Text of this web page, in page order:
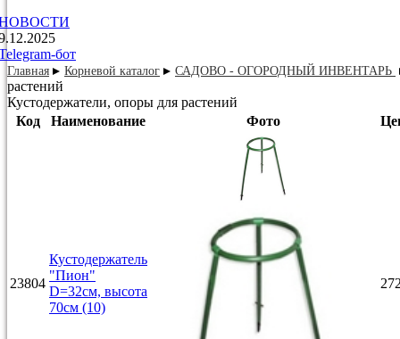
бот
Главная Корневой каталог САДОВО - ОГОРОДНЫЙ ИНВЕНТАРЬ
растений
Кустодержатели, опоры для растений
Код
Наименование Фото
23804
Кустодержатель
"Пион"
D=32см, высота
70см (10)